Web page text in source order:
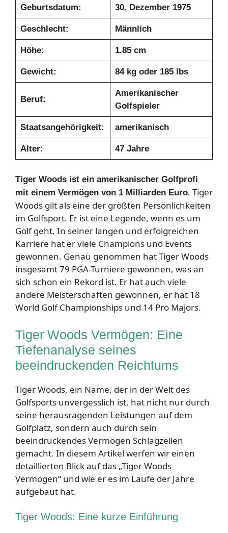
Geburtsdatum: 30. Dezember 1975
Geschlecht: Männlich
Höhe: 1.85 cm
Gewicht: 84 kg oder 185 lbs
Beruf:
Amerikanischer
Golfspieler
Staatsangehörigkeit: amerikanisch
Alter: 47 Jahre
Tiger Woods ist ein amerikanischer Golfprofi
mit einem Vermögen von 1 Milliarden Euro. Tiger
Woods gilt als eine der größten Persönlichkeiten
im Golfsport. Er ist eine Legende, wenn es um
Golf geht. In seiner langen und erfolgreichen
Karriere hat er viele Champions und Events
gewonnen. Genau genommen hat Tiger Woods
insgesamt 79 PGA-Turniere gewonnen, was an
sich schon ein Rekord ist. Er hat auch viele
andere Meisterschaften gewonnen, er hat 18
World Golf Championships und 14 Pro Majors.
Tiger Woods Vermögen: Eine
Tiefenanalyse seines
beeindruckenden Reichtums
Tiger Woods, ein Name, der in der Welt des
Golfsports unvergesslich ist, hat nicht nur durch
seine herausragenden Leistungen auf dem
Golfplatz, sondern auch durch sein
beeindruckendes Vermögen Schlagzeilen
gemacht. In diesem Artikel werfen wir einen
detaillierten Blick auf das „Tiger Woods
Vermögen“ und wie er es im Laufe der Jahre
aufgebaut hat.
Tiger Woods: Eine kurze Einführung